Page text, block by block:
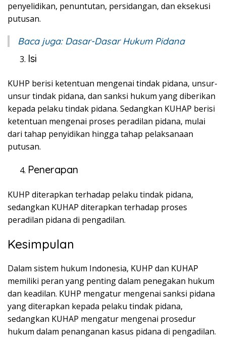
penyelidikan, penuntutan, persidangan, dan eksekusi
putusan.
Baca juga: Dasar-Dasar Hukum Pidana
Isi
KUHP berisi ketentuan mengenai tindak pidana, unsur-
unsur tindak pidana, dan sanksi hukum yang diberikan
kepada pelaku tindak pidana. Sedangkan KUHAP berisi
ketentuan mengenai proses peradilan pidana, mulai
dari tahap penyidikan hingga tahap pelaksanaan
putusan.
Penerapan
KUHP diterapkan terhadap pelaku tindak pidana,
sedangkan KUHAP diterapkan terhadap proses
peradilan pidana di pengadilan.
Kesimpulan
Dalam sistem hukum Indonesia, KUHP dan KUHAP
memiliki peran yang penting dalam penegakan hukum
dan keadilan. KUHP mengatur mengenai sanksi pidana
yang diterapkan kepada pelaku tindak pidana,
sedangkan KUHAP mengatur mengenai prosedur
hukum dalam penanganan kasus pidana di pengadilan.